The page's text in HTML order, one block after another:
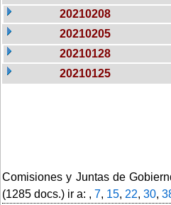
20210208
20210205
20210128
20210125
Comisiones y Juntas de
(1285 docs.) ir a: , 7, 15, 22, 30,